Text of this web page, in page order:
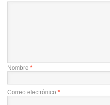
Nombre *
Correo electrónico *